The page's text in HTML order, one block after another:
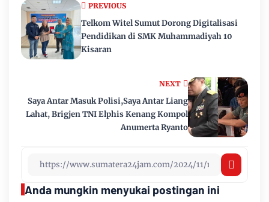
NEXT
Saya Antar Masuk Polisi,Saya Antar Liang
Lahat, Brigjen TNI Elphis Kenang Kompol
Anumerta Ryanto
PREVIOUS
Telkom Witel Sumut Dorong Digitalisasi
Pendidikan di SMK Muhammadiyah 10
Kisaran
Anda mungkin menyukai postingan ini